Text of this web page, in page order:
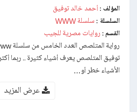
المؤلف : أحمد خالد توفيق
السلسلة : سلسلة WWW
القسم : روايات مصرية للجيب
توفيق المتلصص يعرف أشياء كثيرة .. ربما
الأشياء خطر أو…
عرض المزيد